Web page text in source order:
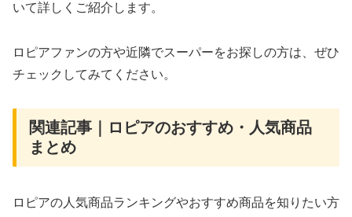
いて詳しくご紹介します。
ロピアファンの方や近隣でスーパーをお探しの方は、ぜひ
チェックしてみてください。
関連記事｜ロピアのおすすめ・人気商品
まとめ
ロピアの人気商品ランキングやおすすめ商品を知りたい方